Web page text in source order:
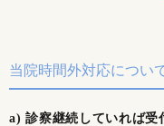
当院時間外対応につい
a) 診察継続していれば受